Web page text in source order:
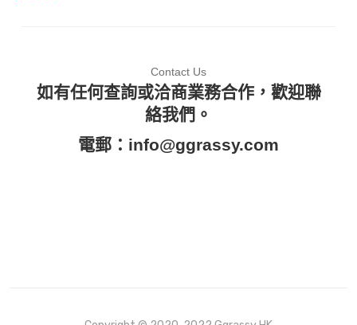
Contact Us
如有任何查詢或洽商業務合作，歡迎聯
絡我們。
電郵： info@ggrassy.com